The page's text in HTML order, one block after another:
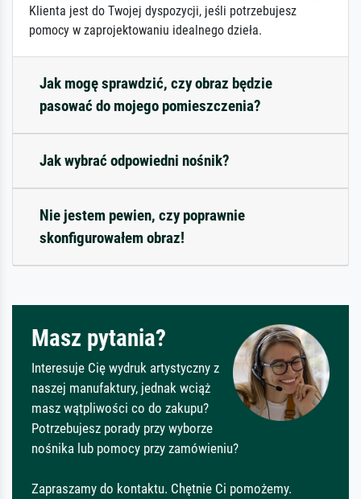
Klienta jest do Twojej dyspozycji, jeśli potrzebujesz
pomocy w zaprojektowaniu idealnego dzieła.
Jak mogę sprawdzić, czy obraz będzie
pasować do mojego pomieszczenia?
Jak wybrać odpowiedni nośnik?
Nie jestem pewien, czy poprawnie
skonfigurowałem obraz!
Masz pytania?
Interesuje Cię wydruk artystyczny z
naszej manufaktury, jednak wciąż
masz wątpliwości co do zakupu?
Potrzebujesz porady przy wyborze
nośnika lub pomocy przy zamówieniu?
Zapraszamy do kontaktu. Chętnie Ci pomożemy.